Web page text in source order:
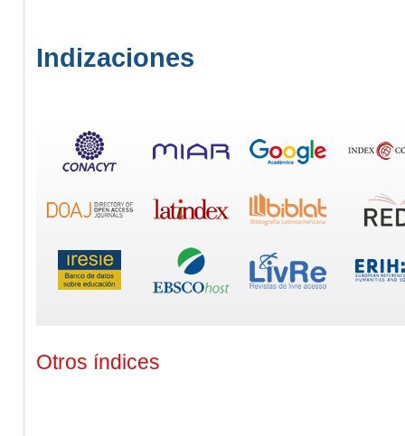
Indizaciones
Otros índices